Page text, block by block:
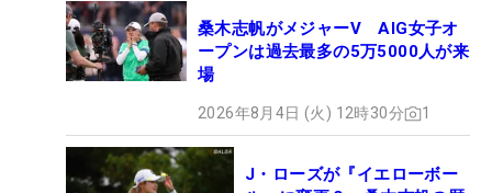
桑木志帆がメジャーV AIG女子オ
ープンは過去最多の5万5000人が来
場
2026年8月4日 (火) 12時30分 1
J・ローズが『イエローボー